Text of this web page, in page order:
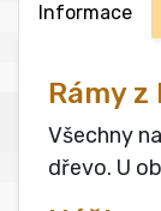
Informace
Rámy
Všechny
dřevo. U